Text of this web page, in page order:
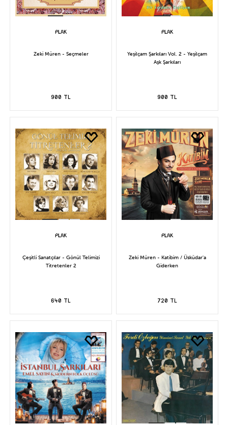
Zeki Müren - Seçmeler
900 TL
Yeşilçam Şarkıları Vol. 2 - Yeşilçam
Aşk Şarkıları
900 TL
Çeşitli Sanatçılar - Gönül Telimizi
Titretenler 2
640 TL
Zeki Müren - Katibim / Üsküdar'a
Giderken
720 TL